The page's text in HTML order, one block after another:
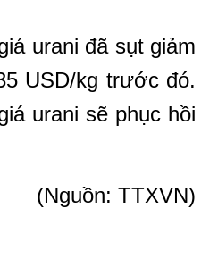
urani đã sụt giảm
USD/kg trước đó.
urani sẽ phục hồi
(Nguồn: TTXVN)